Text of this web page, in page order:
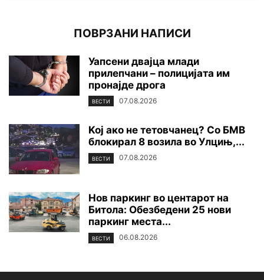
ПОВРЗАНИ НАПИСИ
Уапсени двајца млади
прилепчани – полицијата им
пронајде дpoга
ВЕСТИ 07.08.2026
Koj ако не тетовчанец? Со БМВ
блокирал 8 возила во Улцињ,...
ВЕСТИ 07.08.2026
Нов паркинг во центарот на
Битола: Обезбедени 25 нови
паркинг места...
ВЕСТИ 06.08.2026